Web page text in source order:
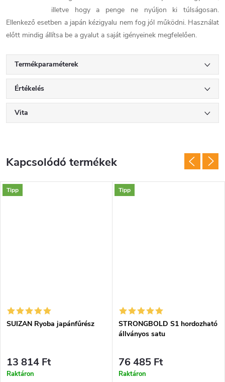
illetve hogy a penge ne nyúljon ki túlságosan.
Ellenkező esetben a japán kézigyalu nem fog jól működni. Használat
előtt mindig állítsa be a gyalut a saját igényeinek megfelelően.
Termékparaméterek
Értékelés
Vita
Kapcsolódó termékek
Tipp
SUIZAN Ryoba japánfűrész
13 814 Ft
Raktáron
Tipp
STRONGBOLD S1 hordozható
állványos satu
76 485 Ft
Raktáron